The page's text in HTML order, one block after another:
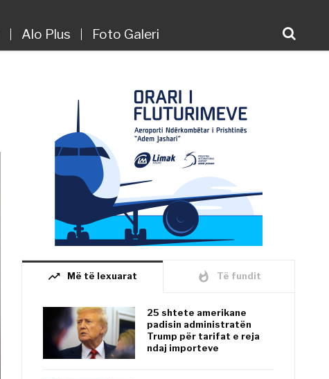
Alo Plus Foto Galeri
trending_up Më të lexuarat whatshot Të fundit
25 shtete amerikane
padisin administratën
Trump për tarifat e reja
ndaj importeve